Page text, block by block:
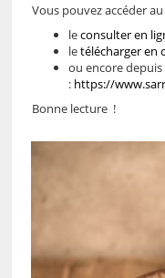
Vous pouvez accéder
leconsulter en
letélécharger en
ou encore
: https://
Bonne lecture !